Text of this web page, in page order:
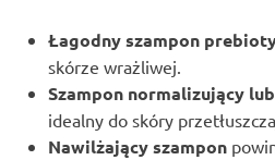
Łagodny szampon
skórze wrażliwej.
Szampon normalizujący
idealny do skóry
Nawilżający szampon